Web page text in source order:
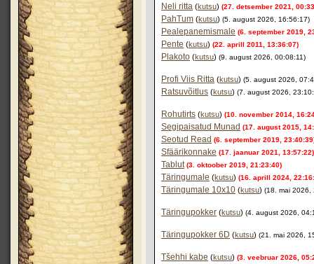
Neli ritta (kutsu) (27. detsember 2021,
PahTum (kutsu) (5. august 2026, 16:56:17)
Pealepanemismale (6. september 2019,
Pente (kutsu) (22. aprill 2011, 13:36:07)
Plakoto (kutsu) (9. august 2026, 00:08:11)
Profi Viis Ritta (kutsu) (5. august 2026,
Ratsuvõitlus (kutsu) (7. august 2026,
Rohutirts (kutsu) (10. november 2014,
Segipaisatud Munad (17. august 2015,
Seotud Read (6. september 2019,
Sfäärikonnake (17. jaanuar 2021, 13:57:22)
Tablut (3. oktoober 2019, 21:23:40)
Täringumale (kutsu) (16. aprill 2024,
Täringumale 10x10 (kutsu) (18. mai 2026,
Täringupokker (kutsu) (4. august 2026,
Täringupokker 6D (kutsu) (21. mai 2026,
Tšehhi kabe (kutsu) (3. veebruar 2026,